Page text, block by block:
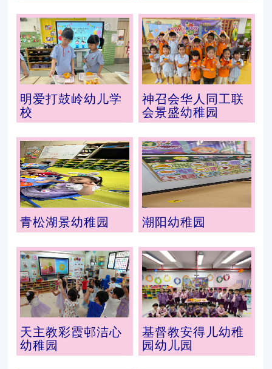
明爱打鼓岭幼儿学
校
神召会华人同工联
会景盛幼稚园
青松湖景幼稚园 潮阳幼稚园
天主教彩霞邨洁心
幼稚园
基督教安得儿幼稚
园幼儿园